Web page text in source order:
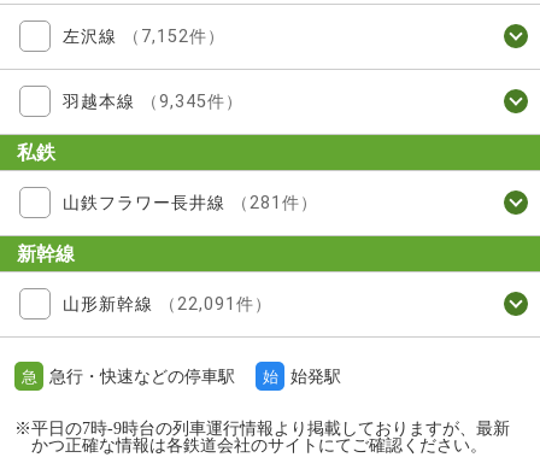
左沢線 （7,152件）
羽越本線 （9,345件）
私鉄
山鉄フラワー長井線 （281件）
新幹線
山形新幹線 （22,091件）
急 急行・快速などの停車駅 始 始発駅
※平日の7時-9時台の列車運行情報より掲載しておりますが、最新
かつ正確な情報は各鉄道会社のサイトにてご確認ください。